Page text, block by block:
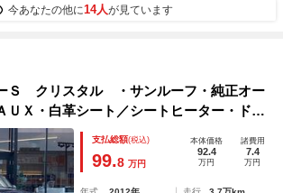
今あなたの他に14人が見ています
Ｓ クリスタル ・サンルーフ・純正オー
ＵＸ・白革シート／シートヒーター・ドラ
ＴＣ・純正１７ＡＷ・取扱説明書・保証
正フロアマット・フロントフォグ・キセノ
支払総額(税込)
99.8 万円
本体価格
92.4
万円
諸費用
7.4
万円